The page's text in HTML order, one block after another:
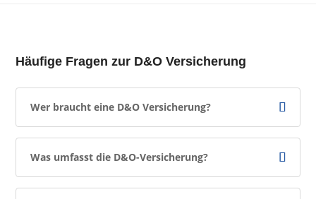
Häufige Fragen zur D&O Versicherung
Wer braucht eine D&O Versicherung?
Was umfasst die D&O-Versicherung?